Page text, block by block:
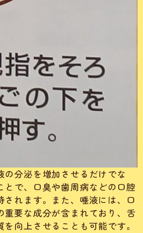
分泌を増加させるだけでな
とで、口臭や歯周病などの口腔
れます。また、唾液には、口
要な成分が含まれており、舌
向上させることも可能です。